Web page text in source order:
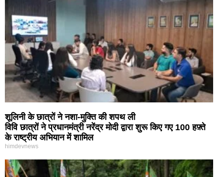
शूलिनी के छात्रों ने नशा-मुक्ति की शपथ ली
विवि छात्रों ने प्रधानमंत्री नरेंद्र मोदी द्वारा शुरू किए गए 100 हफ़्ते
के राष्ट्रीय अभियान में शामिल
himdevnews